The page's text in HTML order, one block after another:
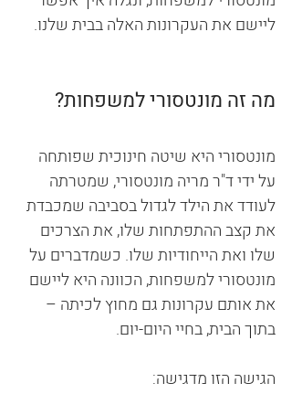
ליישם את העקרונות האלה בבית שלנו.
מה זה מונטסורי למשפחות?
מונטסורי היא שיטה חינוכית שפותחה
על ידי ד"ר מריה מונטסורי, שמטרתה
לעודד את הילד לגדול בסביבה שמכבדת
את קצב ההתפתחות שלו, את הצרכים
שלו ואת הייחודיות שלו. כשמדברים על
מונטסורי למשפחות, הכוונה היא ליישם
את אותם עקרונות גם מחוץ לכיתה –
בתוך הבית, בחיי היום-יום.
הגישה הזו מדגישה: